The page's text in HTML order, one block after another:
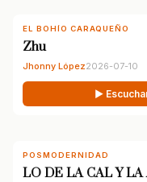
EL BOHÍO CARAQUEÑO
Zhu
Jhonny López2026-07-10
▶
POSMODERNIDAD
LO DE LA CAL Y LA